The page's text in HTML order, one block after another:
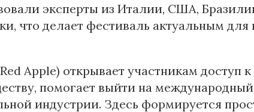
эксперты из Италии, США,
что делает фестиваль актуальным
Apple) открывает участникам доступ
помогает выйти на международный
индустрии. Здесь формируется